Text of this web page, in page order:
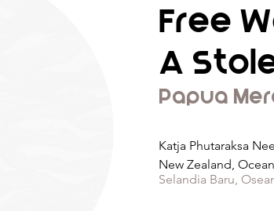
Free
A
Papua
Katja Phutaraksa
New Zealand,
Selandia Baru,